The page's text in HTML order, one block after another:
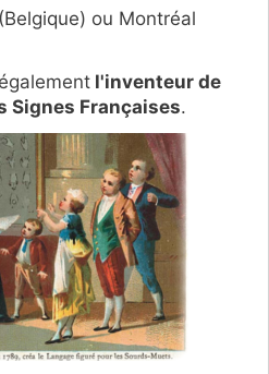
ou Montréal
l'inventeur de
Signes Françaises.